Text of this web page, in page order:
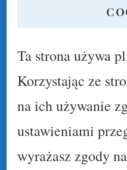
Ta strona używa
Korzystając ze
na ich używanie
ustawieniami
wyrażasz zgody